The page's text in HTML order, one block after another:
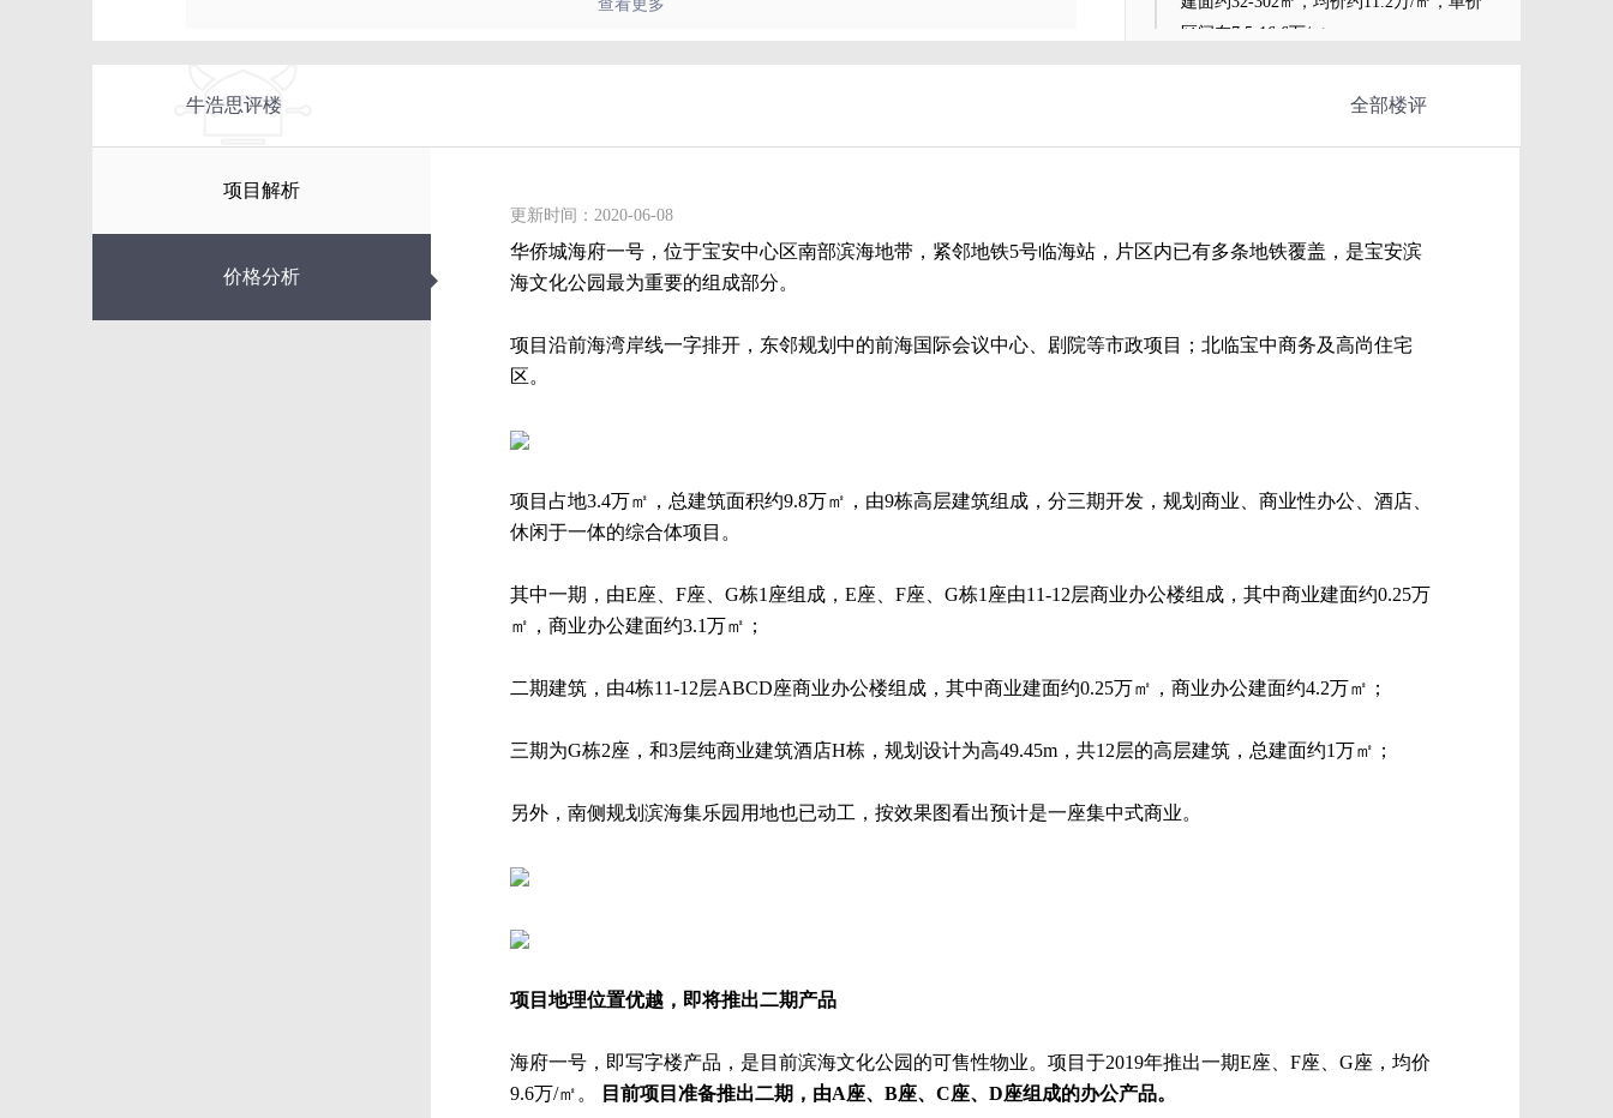
查看更多
区间在7.5-16.6万/㎡
牛浩思评楼 全部楼评
项目解析
价格分析 ◆
更新时间：2020-06-08
华侨城海府一号，位于宝安中心区南部滨海地带，紧邻地铁5号临海站，片区内已有多条地铁覆盖，是宝安滨
海文化公园最为重要的组成部分。
项目沿前海湾岸线一字排开，东邻规划中的前海国际会议中心、剧院等市政项目；北临宝中商务及高尚住宅
区。
项目占地3.4万㎡，总建筑面积约9.8万㎡，由9栋高层建筑组成，分三期开发，规划商业、商业性办公、酒店、
休闲于一体的综合体项目。
其中一期，由E座、F座、G栋1座组成，E座、F座、G栋1座由11-12层商业办公楼组成，其中商业建面约0.25万
㎡，商业办公建面约3.1万㎡；
二期建筑，由4栋11-12层ABCD座商业办公楼组成，其中商业建面约0.25万㎡，商业办公建面约4.2万㎡；
三期为G栋2座，和3层纯商业建筑酒店H栋，规划设计为高49.45m，共12层的高层建筑，总建面约1万㎡；
另外，南侧规划滨海集乐园用地也已动工，按效果图看出预计是一座集中式商业。
项目地理位置优越，即将推出二期产品
海府一号，即写字楼产品，是目前滨海文化公园的可售性物业。项目于2019年推出一期E座、F座、G座，均价
9.6万/㎡。
目前项目准备推出二期，由A座、B座、C座、D座组成的办公产品。